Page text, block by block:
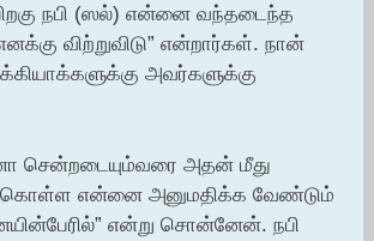
நபி (ஸல்) என்னை வந்தடைந்த
விற்றுவிடு” என்றார்கள். நான்
அவர்களுக்கு
சென்றடையும்வரை அதன் மீது
என்னை அனுமதிக்க வேண்டும்
என்று சொன்னேன். நபி